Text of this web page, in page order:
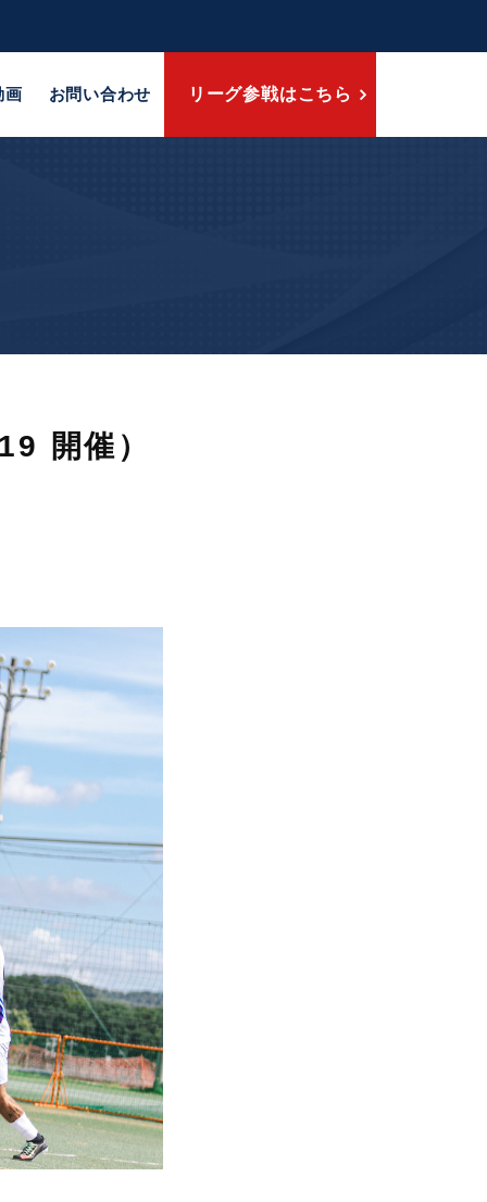
画 お問い合わせ リーグ参戦はこちら
開催）